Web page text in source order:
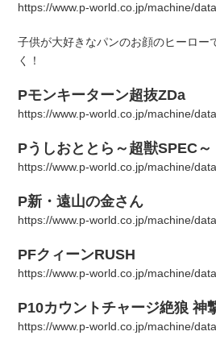
https://www.p-world.co.jp/machine/
子供が大好きなパンのお顔のヒーロー
く！
Pモンキーターン超抜ZDa
https://www.p-world.co.jp/machine/
Pうしおととら～超獣SPEC～
https://www.p-world.co.jp/machine/
P新・遠山の金さん
https://www.p-world.co.jp/machine/
PFクィーンRUSH
https://www.p-world.co.jp/machine/
P10カウントチャージ絶狼 神
https://www.p-world.co.jp/machine/